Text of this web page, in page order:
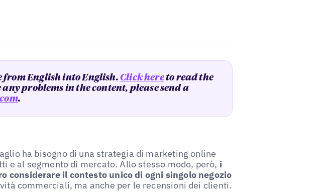
English into English. Click hereto read the
problems in the content, please send a
.
ha bisogno di una strategia di marketing online
e al segmento di mercato. Allo stesso modo, però, i
considerare il contesto unico di ogni singolo negozio
commerciali, ma anche per le recensioni dei clienti.